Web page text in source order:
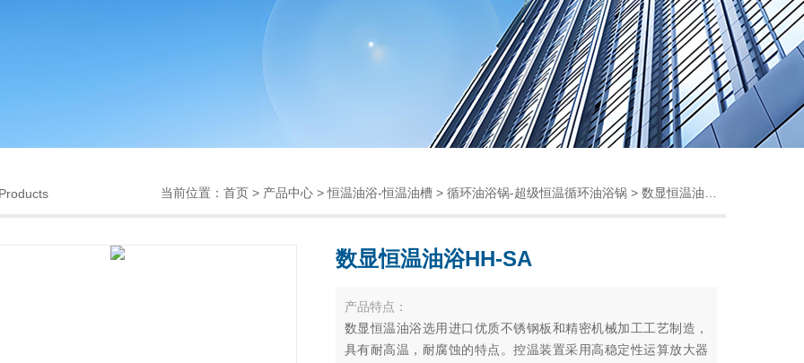
当前位置： 首页 > 产品中心 >恒温油浴-恒温油槽 > 循环油浴锅-超级恒温循环油浴锅 > 数显恒温油浴HH-SA
数显恒温油浴HH-SA
产品特点：
数显恒温油浴选用进口优质不锈钢板和精密机械加工工艺制造，
具有耐高温，耐腐蚀的特点。控温装置采用高稳定性运算放大器